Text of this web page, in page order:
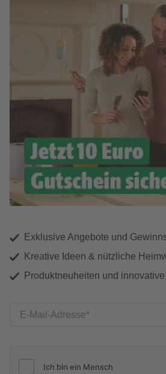
Exklusive Angebote und
Kreative Ideen & nützliche
Produktneuheiten und
E-Mail-Adresse